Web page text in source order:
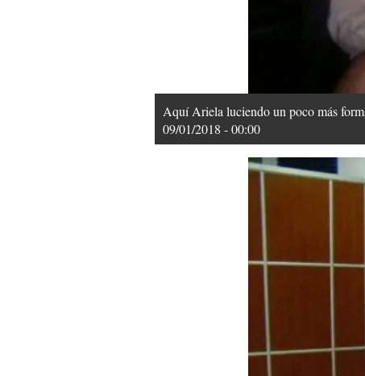
Aquí Ariela luciendo un poco más
09/01/2018 - 00:00